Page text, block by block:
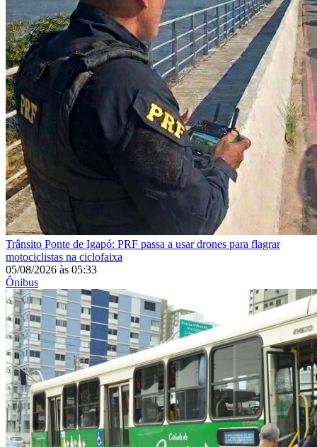
Trânsito Ponte de Igapó: PRF passa a usar drones para flagrar
motociclistas na ciclofaixa
05/08/2026 às 05:33
Ônibus